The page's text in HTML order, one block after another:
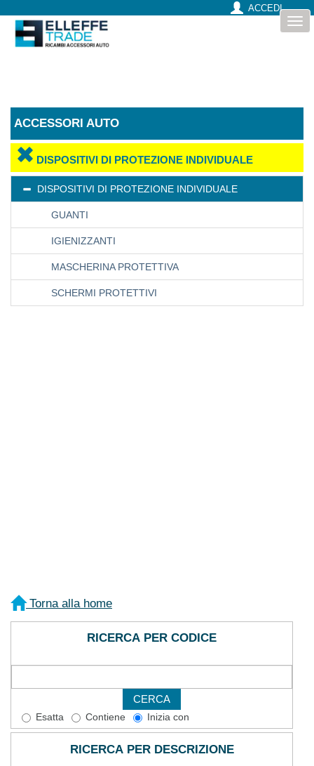
ACCEDI
ACCESSORI AUTO
DISPOSITIVI DI PROTEZIONE INDIVIDUALE
DISPOSITIVI DI PROTEZIONE INDIVIDUALE
GUANTI
IGIENIZZANTI
MASCHERINA PROTETTIVA
SCHERMI PROTETTIVI
Torna alla home
RICERCA PER CODICE
Esatta Contiene Inizia con
RICERCA PER DESCRIZIONE